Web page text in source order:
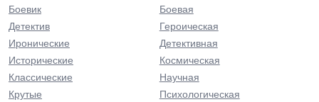
Боевик
Детектив
Иронические
Исторические
Классические
Крутые
Боевая
Героическая
Детективная
Космическая
Научная
Психологическая